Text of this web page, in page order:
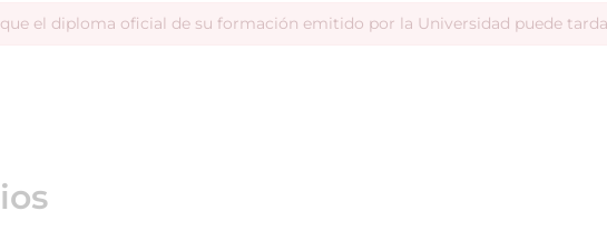
el diploma oficial de su formación emitido por la Universidad puede